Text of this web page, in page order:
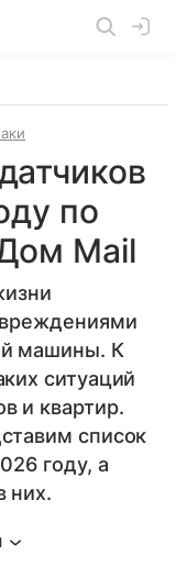
по
Mail
машины. К
ситуаций
и квартир.
список
году, а
них.